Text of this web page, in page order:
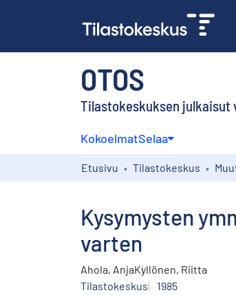
OTOS
Tilastokeskuksen julkaisut
KokoelmatSelaa
Etusivu Tilastokeskus
Kysymysten
varten
Ahola, AnjaKyllönen, Riitta
Tilastokeskus
1985